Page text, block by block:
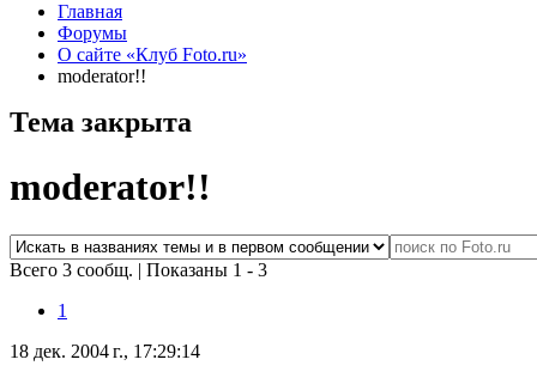
Главная
Форумы
О сайте «Клуб Foto.ru»
moderator!!
Тема закрыта
moderator!!
Всего 3 сообщ. | Показаны 1 - 3
1
18 дек. 2004 г., 17:29:14